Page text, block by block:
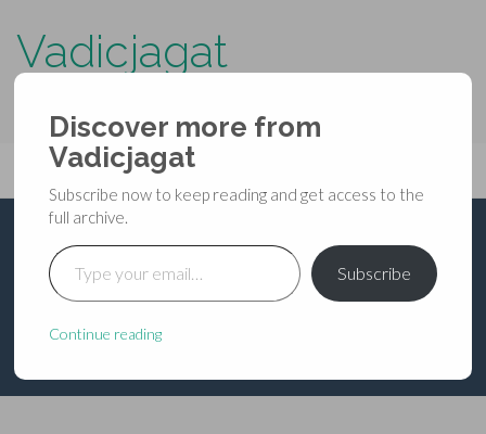
Vadicjagat
Primary
Menu
content
Vadicjagat
श्रीलिङ्गमहापुराण -
[उत्तरभाग] -006
Discover more from
Vadicjagat
Subscribe now to keep reading and get access to the
full archive.
Type your email…
Subscribe
Continue reading